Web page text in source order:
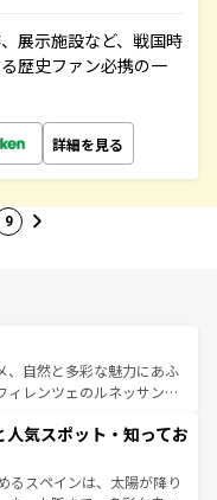
展示施設など、戦国時
歴史ファン必携の一
詳細を見る
9
、自然と多彩な魅力にあふ
ィレンツェのルネッサンス
風景やアマルフィ海岸の絶
観光の合間には、本場の
リア料理を堪能することも
気スポット・知ってお
るスペインは、太陽が降り